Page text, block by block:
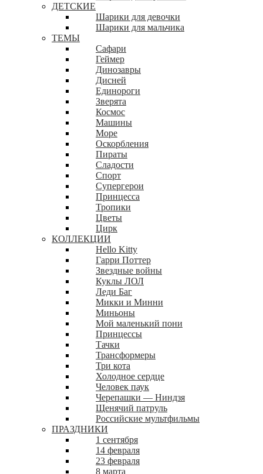
ДЕТСКИЕ
Шарики для девочки
Шарики для мальчика
ТЕМЫ
Сафари
Геймер
Динозавры
Дисней
Единороги
Зверята
Космос
Машины
Море
Оскорбления
Пираты
Сладости
Спорт
Супергерои
Принцесса
Тропики
Цветы
Цирк
КОЛЛЕКЦИИ
Hello Kitty
Гарри Поттер
Звездные войны
Куклы ЛОЛ
Леди Баг
Микки и Минни
Миньоны
Мой маленький пони
Принцессы
Тачки
Трансформеры
Три кота
Холодное сердце
Человек паук
Черепашки — Ниндзя
Щенячий патруль
Российские мультфильмы
ПРАЗДНИКИ
1 сентября
14 февраля
23 февраля
8 марта